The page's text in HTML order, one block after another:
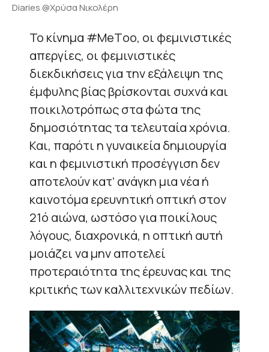
Diaries @Χρύσα Νικολέρη
Το κίνημα #ΜeΤoo, οι φεμινιστικές
απεργίες, οι φεμινιστικές
διεκδικήσεις για την εξάλειψη της
έμφυλης βίας βρίσκονται συχνά και
ποικιλοτρόπως στα φώτα της
δημοσιότητας τα τελευταία χρόνια.
Και, παρότι η γυναικεία δημιουργία
και η φεμινιστική προσέγγιση δεν
αποτελούν κατ’ ανάγκη μια νέα ή
καινοτόμα ερευνητική οπτική στον
21ό αιώνα, ωστόσο για ποικίλους
λόγους, διαχρονικά, η οπτική αυτή
μοιάζει να μην αποτελεί
προτεραιότητα της έρευνας και της
κριτικής των καλλιτεχνικών πεδίων.